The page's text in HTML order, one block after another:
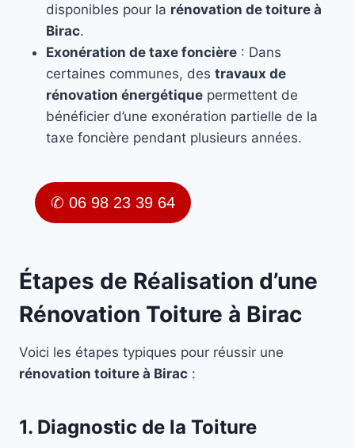
disponibles pour la rénovation de toiture à
Birac.
Exonération de taxe foncière : Dans
certaines communes, des travaux de
rénovation énergétique permettent de
bénéficier d’une exonération partielle de la
taxe foncière pendant plusieurs années.
✆ 06 98 23 39 64
Étapes de Réalisation d’une
Rénovation Toiture à Birac
Voici les étapes typiques pour réussir une
rénovation toiture à Birac :
1. Diagnostic de la Toiture